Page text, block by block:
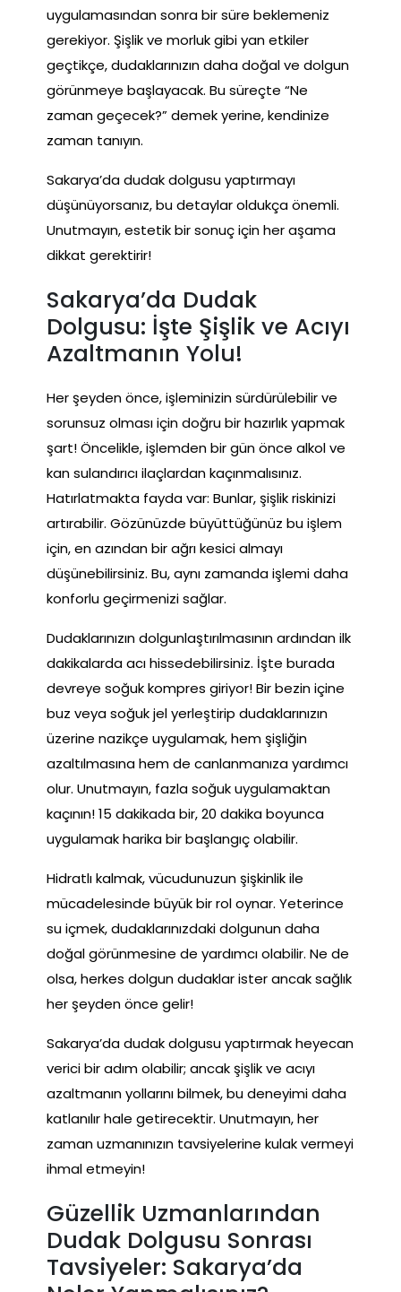
uygulamasından sonra bir süre beklemeniz
gerekiyor. Şişlik ve morluk gibi yan etkiler
geçtikçe, dudaklarınızın daha doğal ve dolgun
görünmeye başlayacak. Bu süreçte “Ne
zaman geçecek?” demek yerine, kendinize
zaman tanıyın.
Sakarya’da dudak dolgusu yaptırmayı
düşünüyorsanız, bu detaylar oldukça önemli.
Unutmayın, estetik bir sonuç için her aşama
dikkat gerektirir!
Sakarya’da Dudak
Dolgusu: İşte Şişlik ve Acıyı
Azaltmanın Yolu!
Her şeyden önce, işleminizin sürdürülebilir ve
sorunsuz olması için doğru bir hazırlık yapmak
şart! Öncelikle, işlemden bir gün önce alkol ve
kan sulandırıcı ilaçlardan kaçınmalısınız.
Hatırlatmakta fayda var: Bunlar, şişlik riskinizi
artırabilir. Gözünüzde büyüttüğünüz bu işlem
için, en azından bir ağrı kesici almayı
düşünebilirsiniz. Bu, aynı zamanda işlemi daha
konforlu geçirmenizi sağlar.
Dudaklarınızın dolgunlaştırılmasının ardından ilk
dakikalarda acı hissedebilirsiniz. İşte burada
devreye soğuk kompres giriyor! Bir bezin içine
buz veya soğuk jel yerleştirip dudaklarınızın
üzerine nazikçe uygulamak, hem şişliğin
azaltılmasına hem de canlanmanıza yardımcı
olur. Unutmayın, fazla soğuk uygulamaktan
kaçının! 15 dakikada bir, 20 dakika boyunca
uygulamak harika bir başlangıç olabilir.
Hidratlı kalmak, vücudunuzun şişkinlik ile
mücadelesinde büyük bir rol oynar. Yeterince
su içmek, dudaklarınızdaki dolgunun daha
doğal görünmesine de yardımcı olabilir. Ne de
olsa, herkes dolgun dudaklar ister ancak sağlık
her şeyden önce gelir!
Sakarya’da dudak dolgusu yaptırmak heyecan
verici bir adım olabilir; ancak şişlik ve acıyı
azaltmanın yollarını bilmek, bu deneyimi daha
katlanılır hale getirecektir. Unutmayın, her
zaman uzmanınızın tavsiyelerine kulak vermeyi
ihmal etmeyin!
Güzellik Uzmanlarından
Dudak Dolgusu Sonrası
Tavsiyeler: Sakarya’da